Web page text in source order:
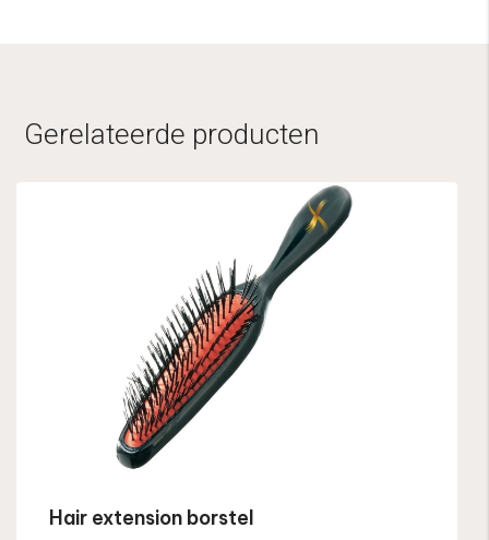
Gerelateerde producten
Hair extension borstel